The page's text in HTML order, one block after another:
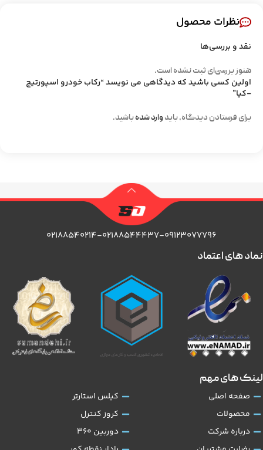
نظرات محصول
نقد و بررسی‌ها
هنوز بررسی‌ای ثبت نشده است.
اولین کسی باشید که دیدگاهی می نویسد “رکاب خودرو اسپورتیج
-کیا”
برای فرستادن دیدگاه، باید وارد شدهباشید.
۰۲۱۸۸۵۴۰۲۱۴-۰۲۱۸۸۵۴۴۴۳۷-۰۹۱۲۳۰۷۷۷۹۶
لینک های مهم
صفحه اصلی
محصولات
درباره شرکت
کیلس استارتر
کروز کنترل
دوربین 360
نماد های اعتماد